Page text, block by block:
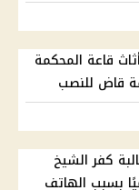
قاعة المحكمة
قاض للنصب
كفر الشيخ
بسبب الهاتف